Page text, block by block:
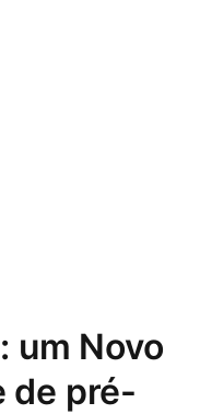
um Novo
de pré-